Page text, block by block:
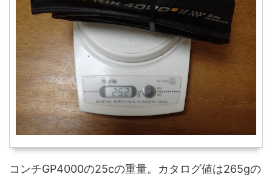
コンチGP4000の25cの重量。カタログ値は265gの